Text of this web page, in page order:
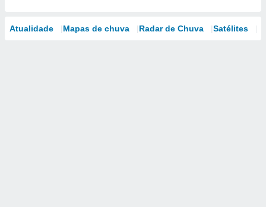
Atualidade Mapas de chuva Radar de Chuva Satélites